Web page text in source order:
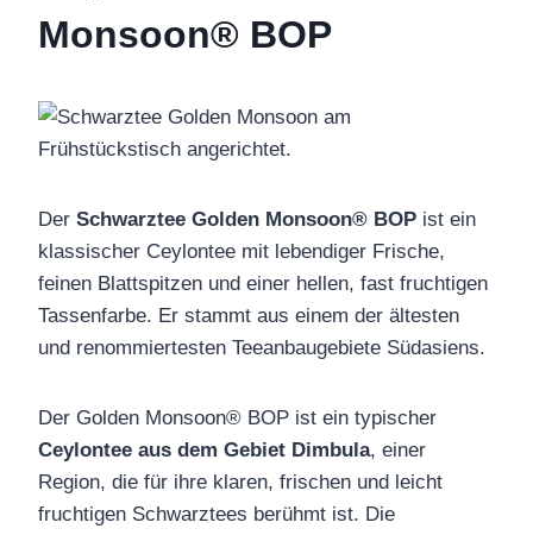
Monsoon® BOP
Der Schwarztee Golden Monsoon® BOP ist ein
klassischer Ceylontee mit lebendiger Frische,
feinen Blattspitzen und einer hellen, fast fruchtigen
Tassenfarbe. Er stammt aus einem der ältesten
und renommiertesten Teeanbaugebiete Südasiens.
Der Golden Monsoon® BOP ist ein typischer
Ceylontee aus dem Gebiet Dimbula, einer
Region, die für ihre klaren, frischen und leicht
fruchtigen Schwarztees berühmt ist. Die